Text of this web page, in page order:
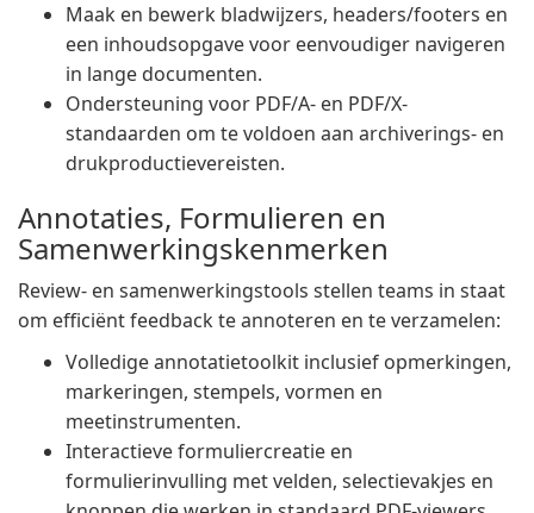
Maak en bewerk bladwijzers, headers/footers en
een inhoudsopgave voor eenvoudiger navigeren
in lange documenten.
Ondersteuning voor PDF/A- en PDF/X-
standaarden om te voldoen aan archiverings- en
drukproductievereisten.
Annotaties, Formulieren en
Samenwerkingskenmerken
Review- en samenwerkingstools stellen teams in staat
om efficiënt feedback te annoteren en te verzamelen:
Volledige annotatietoolkit inclusief opmerkingen,
markeringen, stempels, vormen en
meetinstrumenten.
Interactieve formuliercreatie en
formulierinvulling met velden, selectievakjes en